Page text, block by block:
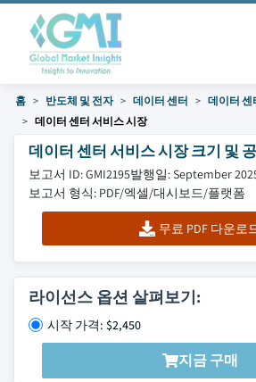
홈 반도체 및 전자 데이터 센터
데이터 센
데이터 센터 서비스 시장
데이터 센터 서비스 시장 크기 및
보고서 ID: GMI2195발행일: September
보고서 형식: PDF/엑셀/대시보드/플랫폼
무료 PDF 다운로
라이선스 옵션 살펴보기:
시작 가격: $2,450
지금 구매